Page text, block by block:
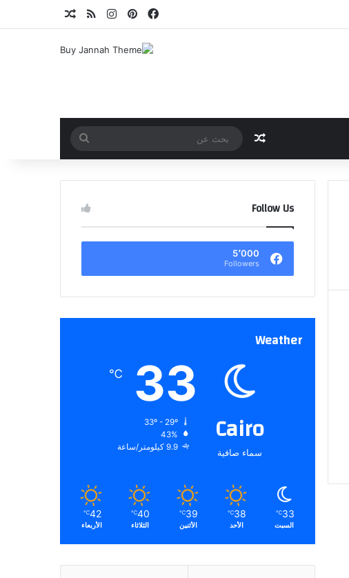
فيسبوكبينتيريستانستقرامملخص الموقع RSS
مقال عشوائي
عن
Follow Us
5٬000
Followers
Weather
Cairo
سماء صافية
33
℃
43%
9.9 كيلومتر/ساعة
33
℃
السبت
38
℃
الأحد
39
℃
الأثنين
40
℃
الثلاثاء
42
℃
الأربعاء